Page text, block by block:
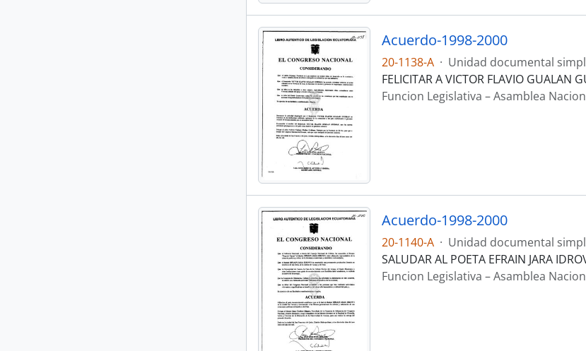
Acuerdo-1998-2000
20-1138-A · Unidad documental
FELICITAR A VICTOR FLAVIO GUALAN
Funcion Legislativa – Asamblea
Acuerdo-1998-2000
20-1140-A · Unidad documental
SALUDAR AL POETA EFRAIN JARA
Funcion Legislativa – Asamblea